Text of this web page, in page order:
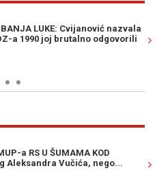
BANJA LUKE: Cvijanović nazvala
a 1990 joj brutalno odgovorili
a RS U ŠUMAMA KOD
Aleksandra Vučića, nego...